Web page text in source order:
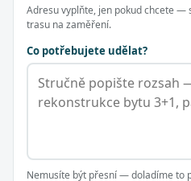
Adresu vyplňte, jen pokud chcete —
trasu na zaměření.
Co potřebujete udělat?
Nemusíte být přesní — doladíme to